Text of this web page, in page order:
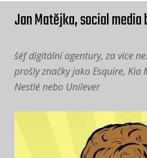
Jan Matějka, social media
šéf digitální agentury, za více
prošly značky jako Esquire, Kia
Nestlé nebo Unilever